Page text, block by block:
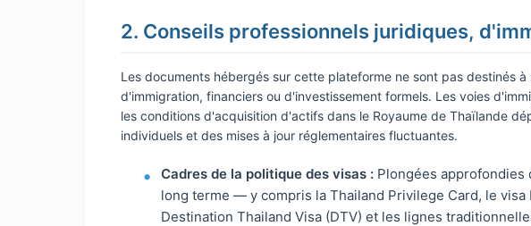
2. Conseils professionnels juridiques,
Les documents hébergés sur cette plateforme ne sont pas destinés
d'immigration, financiers ou d'investissement formels. Les voies
les conditions d'acquisition d'actifs dans le Royaume de Thaïlande
individuels et des mises à jour réglementaires fluctuantes.
Cadres de la politique des visas : Plongées approfondies
long terme — y compris la Thailand Privilege Card, le visa
Destination Thailand Visa (DTV) et les lignes